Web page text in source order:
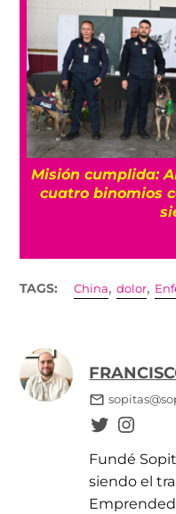
Misión cumplida:
cuatro binomios
TAGS: China,dolor,
Fundé
siendo el